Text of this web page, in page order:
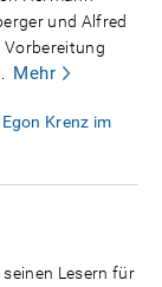
und Alfred
Vorbereitung
Mehr
Krenz im
Lesern für